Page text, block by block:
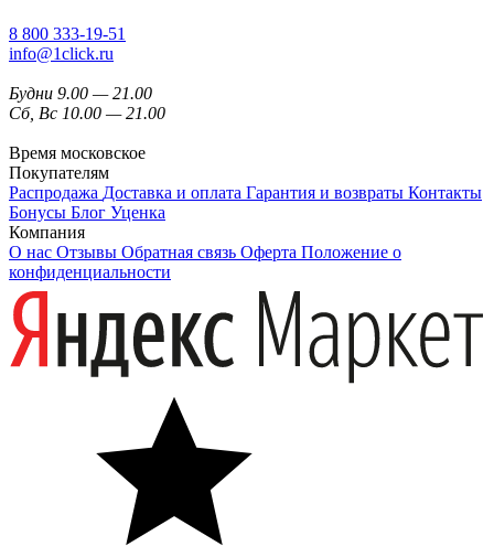
8 800 333-19-51
info@1click.ru
Будни 9.00 — 21.00
Сб, Вс 10.00 — 21.00
Время московское
Покупателям
Распродажа Доставка и оплата Гарантия и возвраты Контакты
Бонусы Блог Уценка
Компания
О нас Отзывы Обратная связь Оферта Положение о
конфиденциальности